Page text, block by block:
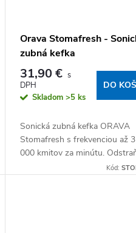
Orava Stomafresh -
zubná kefka
31,90 €
Skladom>5 ks
DO
Sonická zubná kefka ORAVA
Stomafresh s frekvenciou až
000 kmitov za minútu.
až 7× viac zubného povlaku
Kód: